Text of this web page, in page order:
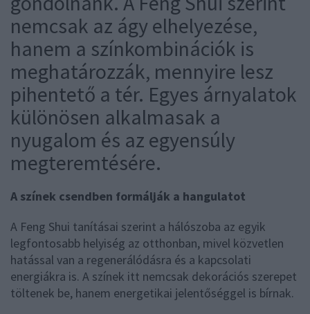
nemcsak az ágy elhelyezése,
hanem a színkombinációk is
meghatározzák, mennyire lesz
pihentető a tér. Egyes árnyalatok
különösen alkalmasak a
nyugalom és az egyensúly
megteremtésére.
A színek csendben formálják a hangulatot
A Feng Shui tanításai szerint a hálószoba az egyik
legfontosabb helyiség az otthonban, mivel közvetlen
hatással van a regenerálódásra és a kapcsolati
energiákra is. A színek itt nemcsak dekorációs szerepet
töltenek be, hanem energetikai jelentőséggel is bírnak.